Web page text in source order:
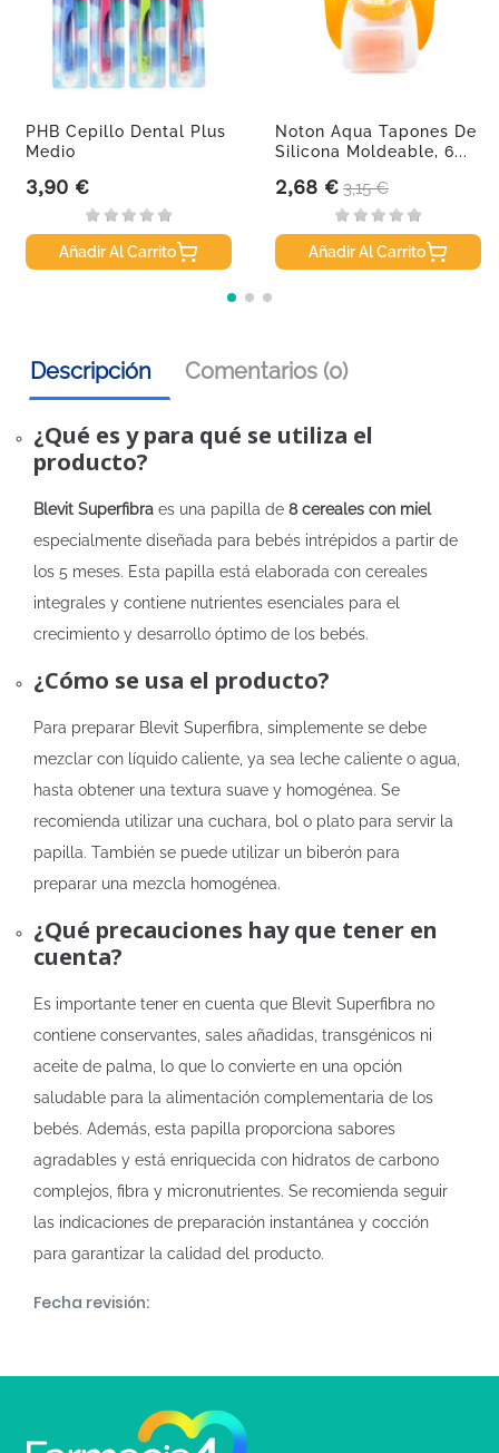
PHB Cepillo Dental Plus
Medio
Precio
3,90 €
Añadir Al Carrito
Noton Aqua Tapones De
Silicona Moldeable, 6...
Precio
2,68 € Precio base
3,15 €
Añadir Al Carrito
Descripción Comentarios (0)
¿Qué es y para qué se utiliza el
producto?
Blevit Superfibra es una papilla de 8 cereales con miel
especialmente diseñada para bebés intrépidos a partir de
los 5 meses. Esta papilla está elaborada con cereales
integrales y contiene nutrientes esenciales para el
crecimiento y desarrollo óptimo de los bebés.
¿Cómo se usa el producto?
Para preparar Blevit Superfibra, simplemente se debe
mezclar con líquido caliente, ya sea leche caliente o agua,
hasta obtener una textura suave y homogénea. Se
recomienda utilizar una cuchara, bol o plato para servir la
papilla. También se puede utilizar un biberón para
preparar una mezcla homogénea.
¿Qué precauciones hay que tener en
cuenta?
Es importante tener en cuenta que Blevit Superfibra no
contiene conservantes, sales añadidas, transgénicos ni
aceite de palma, lo que lo convierte en una opción
saludable para la alimentación complementaria de los
bebés. Además, esta papilla proporciona sabores
agradables y está enriquecida con hidratos de carbono
complejos, fibra y micronutrientes. Se recomienda seguir
las indicaciones de preparación instantánea y cocción
para garantizar la calidad del producto.
Fecha revisión: